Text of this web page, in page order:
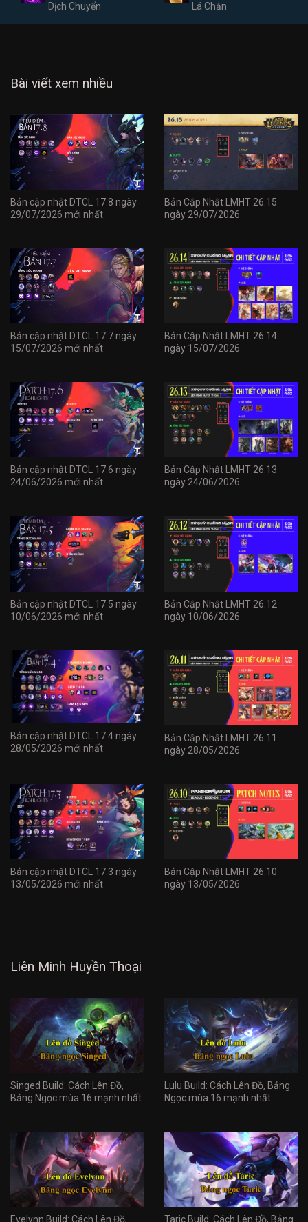
Dịch Chuyển Lá Chắn
Bài viết xem nhiều
Bản cập nhật DTCL 17.8 ngày
29/07/2026 mới nhất
Bản Cập Nhật LMHT 26.15
ngày 29/07/2026
Bản cập nhật DTCL 17.7 ngày
15/07/2026 mới nhất
Bản Cập Nhật LMHT 26.14
ngày 15/07/2026
Bản cập nhật DTCL 17.6 ngày
24/06/2026 mới nhất
Bản Cập Nhật LMHT 26.13
ngày 24/06/2026
Bản cập nhật DTCL 17.5 ngày
10/06/2026 mới nhất
Bản Cập Nhật LMHT 26.12
ngày 10/06/2026
Bản cập nhật DTCL 17.4 ngày
28/05/2026 mới nhất
Bản Cập Nhật LMHT 26.11
ngày 28/05/2026
Bản cập nhật DTCL 17.3 ngày
13/05/2026 mới nhất
Bản Cập Nhật LMHT 26.10
ngày 13/05/2026
Liên Minh Huyền Thoại
Singed Build: Cách Lên Đồ,
Bảng Ngọc mùa 16 mạnh nhất
Lulu Build: Cách Lên Đồ, Bảng
Ngọc mùa 16 mạnh nhất
Evelynn Build: Cách Lên Đồ, Taric Build: Cách Lên Đồ, Bảng